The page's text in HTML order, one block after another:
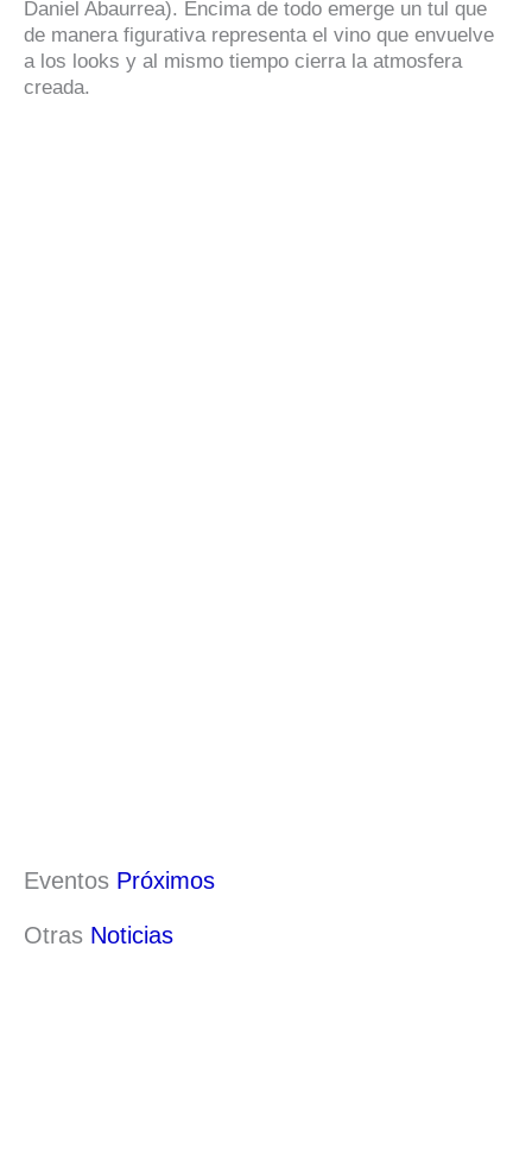
Daniel Abaurrea). Encima de todo emerge un tul que
de manera figurativa representa el vino que envuelve
a los looks y al mismo tiempo cierra la atmosfera
creada.
Eventos Próximos
Otras Noticias